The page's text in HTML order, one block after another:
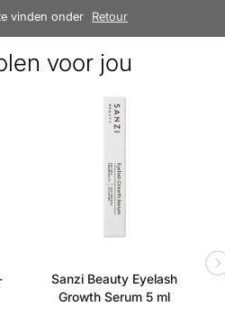
je partner in crime wordt
vinden onder
Retour
voor jou
Sanzi Beauty Eyelash
Growth Serum 5 ml